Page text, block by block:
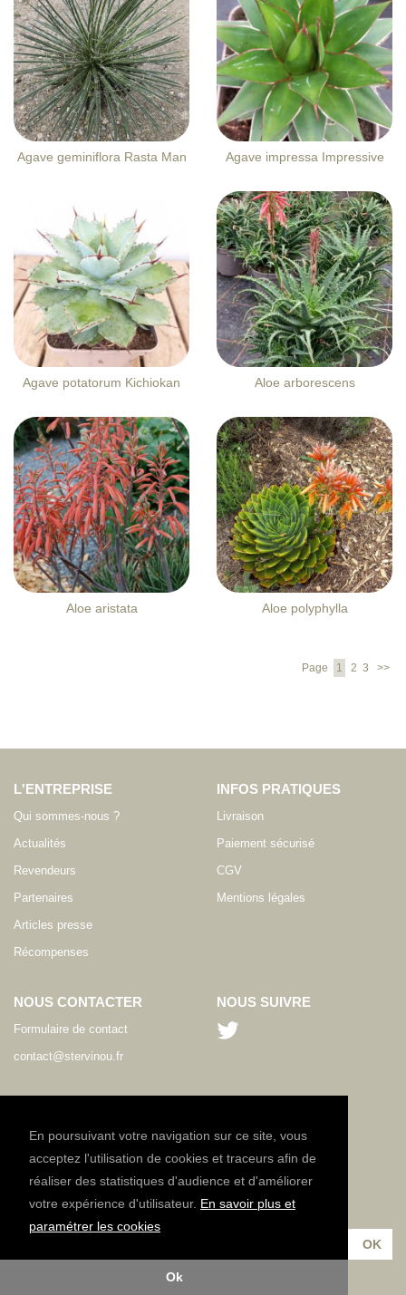
En poursuivant votre navigation sur ce site, vous
acceptez l'utilisation de cookies et traceurs afin de
réaliser des statistiques d'audience et d'améliorer
votre expérience d'utilisateur. En savoir plus et
paramétrer les cookies
Ok
Agave geminiflora Rasta Man Agave impressa Impressive
Agave potatorum Kichiokan Aloe arborescens
Aloe aristata Aloe polyphylla
Page 1 2 3 >>
L'ENTREPRISE
Qui sommes-nous ?
Actualités
Revendeurs
Partenaires
Articles presse
Récompenses
INFOS PRATIQUES
Livraison
Paiement sécurisé
CGV
Mentions légales
NOUS CONTACTER
Formulaire de contact
contact@stervinou.fr
FR
NOUS SUIVRE
NEWSLETTER
Inscrivez-vous à notre lettre d'information :